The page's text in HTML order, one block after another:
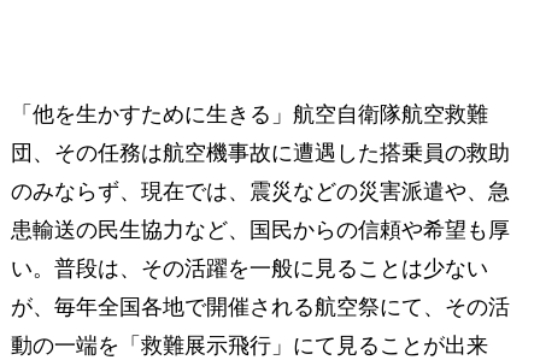
「他を生かすために生きる」航空自衛隊航空救難
団、その任務は航空機事故に遭遇した搭乗員の救助
のみならず、現在では、震災などの災害派遣や、急
患輸送の民生協力など、国民からの信頼や希望も厚
い。普段は、その活躍を一般に見ることは少ない
が、毎年全国各地で開催される航空祭にて、その活
動の一端を「救難展示飛行」にて見ることが出来